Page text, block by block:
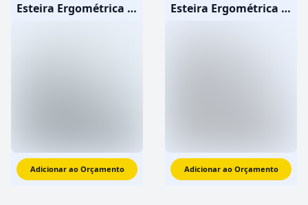
Esteira Ergométrica Profissional X6i c/ Display 10"
Adicionar ao Orçamento
Esteira Ergométrica Profissional X3-GT
Adicionar ao Orçamento